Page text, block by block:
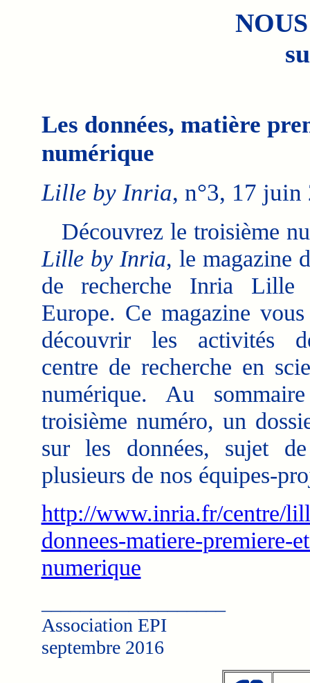
Les données, matière
numérique
Lille by Inria, n°3, 17 juin
Découvrez le troisième
Lille by Inria, le magazine
de recherche Inria
Europe. Ce magazine
découvrir les activités
centre de recherche en
numérique. Au
troisième numéro, un
sur les données, sujet
plusieurs de nos équipes-
http://www.inria.fr/centre/
donnees-matiere-premiere-
numerique
Association EPI
septembre 2016